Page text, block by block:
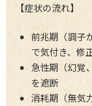
【症状の流れ】
前兆期（調子
で気付き、修
急性期（幻覚
を遮断
消耗期（無気